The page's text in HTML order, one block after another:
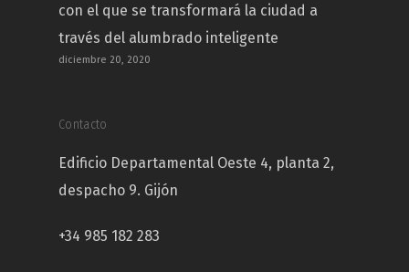
con el que se transformará la ciudad a
través del alumbrado inteligente
diciembre 20, 2020
Contacto
Edificio Departamental Oeste 4, planta 2,
despacho 9. Gijón
+34 985 182 283